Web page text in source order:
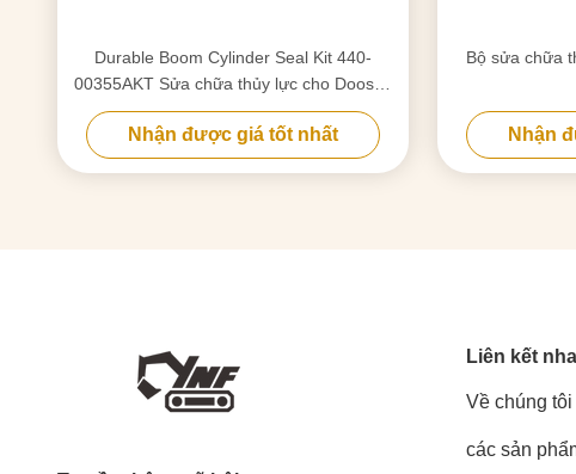
Durable Boom Cylinder Seal Kit 440-
00355AKT Sửa chữa thủy lực cho Doosan
225
Nhận được giá tốt nhất
Bộ sửa chữa
Nhận
Liên kết
Về chúng tôi
các sản